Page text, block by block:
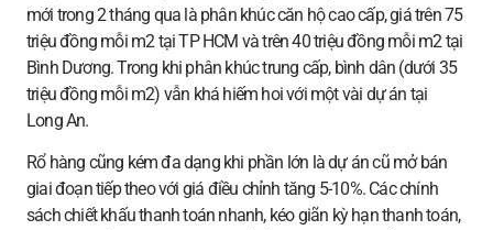
mới trong 2 tháng qua là phân khúc căn hộ cao cấp, giá trên 75
triệu đồng mỗi m2 tại TP HCM và trên 40 triệu đồng mỗi m2 tại
Bình Dương. Trong khi phân khúc trung cấp, bình dân (dưới 35
triệu đồng mỗi m2) vẫn khá hiếm hoi với một vài dự án tại
Long An.
Rổ hàng cũng kém đa dạng khi phần lớn là dự án cũ mở bán
giai đoạn tiếp theo với giá điều chỉnh tăng 5-10%. Các chính
sách chiết khấu thanh toán nhanh, kéo giãn kỳ hạn thanh toán,